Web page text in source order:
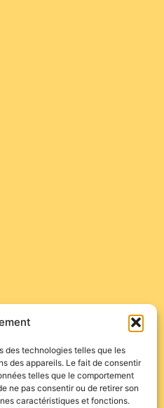
des technologies telles que les
des appareils. Le fait de consentir
telles que le comportement
ne pas consentir ou de retirer son
caractéristiques et fonctions.